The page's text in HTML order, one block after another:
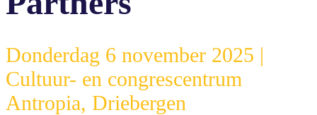
Donderdag 6 november 2025 |
Cultuur- en congrescentrum
Antropia, Driebergen